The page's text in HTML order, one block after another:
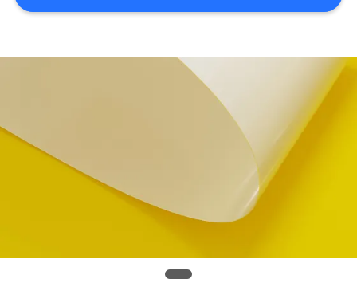
RECHTSSACHEN
SITEMAP
DATENSCHUTZ-
BESTIMMUNGEN